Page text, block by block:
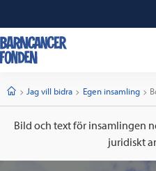
StartJag vill bidra Egen insamling
Bild och text för insamlingen
juridiskt